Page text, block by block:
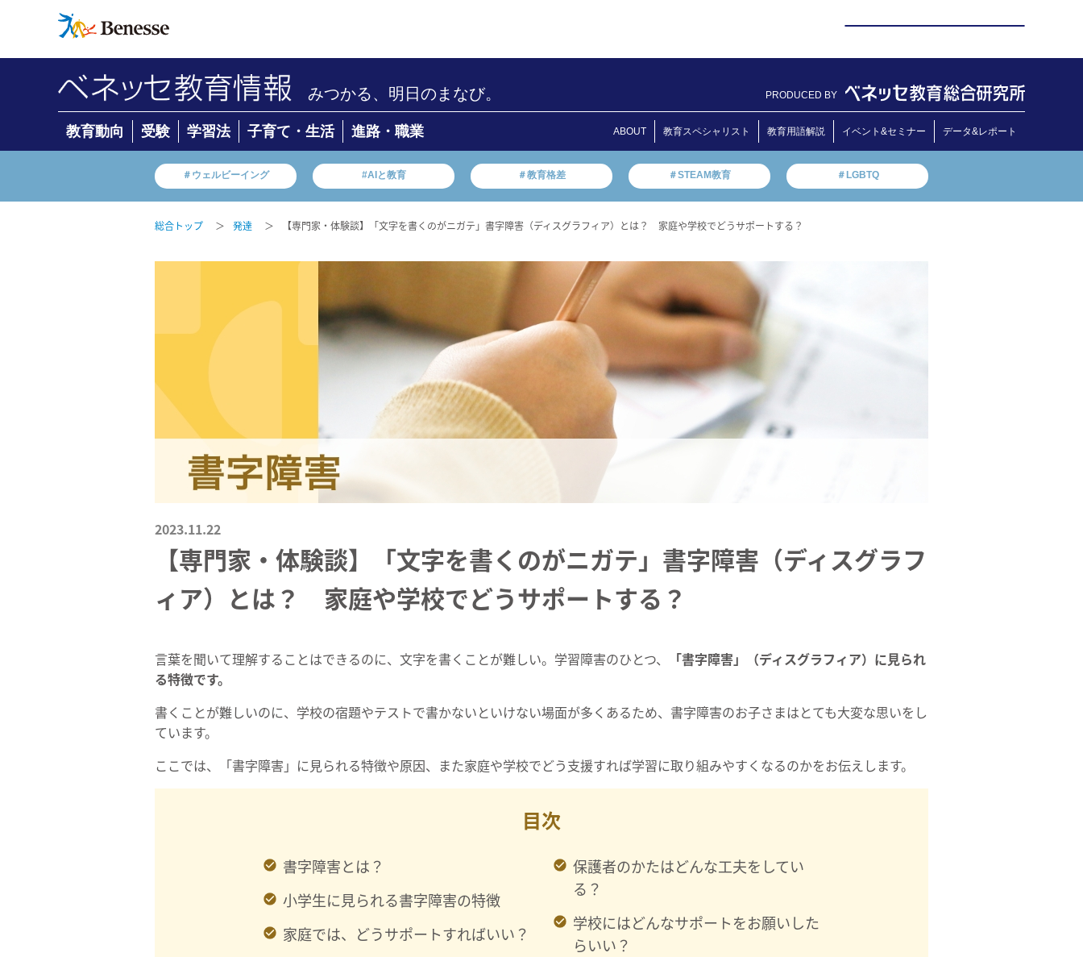
みつかる、明日のまなび。 PRODUCED BY
教育動向 受験 学習法 子育て・生活 進路・職業 ABOUT 教育スペシャリスト 教育用語解説 イベント&セミナー データ&レポート
＃ウェルビーイング #AIと教育 ＃教育格差 ＃STEAM教育 ＃LGBTQ
総合トップ ＞ 発達 ＞ 【専門家・体験談】「文字を書くのがニガテ」書字障害（ディスグラフィア）とは？ 家庭や学校でどうサポートする？
2023.11.22
【専門家・体験談】「文字を書くのがニガテ」書字障害（ディスグラフ
ィア）とは？ 家庭や学校でどうサポートする？
言葉を聞いて理解することはできるのに、文字を書くことが難しい。学習障害のひとつ、
「書字障害」（ディスグラフィア）に見られ
る特徴です。
書くことが難しいのに、学校の宿題やテストで書かないといけない場面が多くあるため、書字障害のお子さまはとても大変な思いをし
ています。
ここでは、「書字障害」に見られる特徴や原因、また家庭や学校でどう支援すれば学習に取り組みやすくなるのかをお伝えします。
目次
書字障害とは？
小学生に見られる書字障害の特徴
家庭では、どうサポートすればいい？
保護者のかたはどんな工夫をしてい
る？
学校にはどんなサポートをお願いした
らいい？